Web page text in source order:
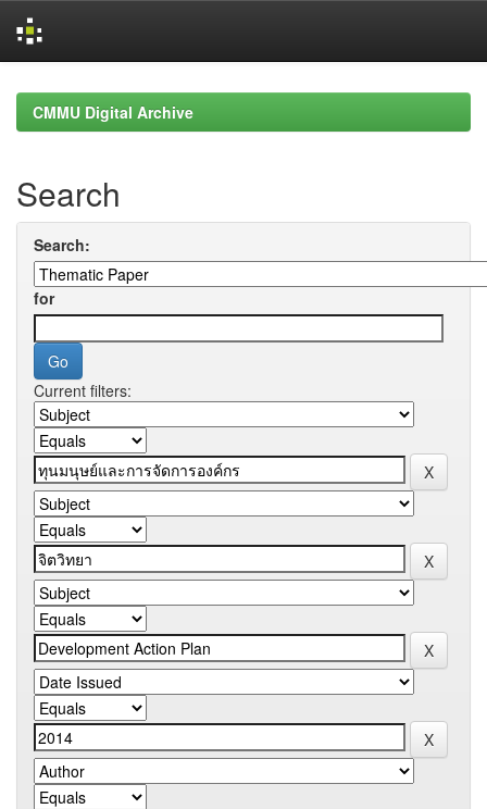
navigationCMMU Digital Archive
Search
Search:
for
Current filters: